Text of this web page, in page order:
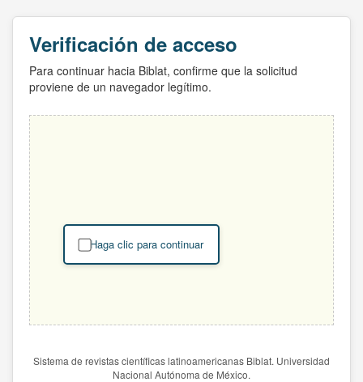
Verificación de acceso
Para continuar hacia Biblat, confirme que la solicitud
proviene de un navegador legítimo.
Haga clic para continuar
Sistema de revistas científicas latinoamericanas Biblat. Universidad
Nacional Autónoma de México.